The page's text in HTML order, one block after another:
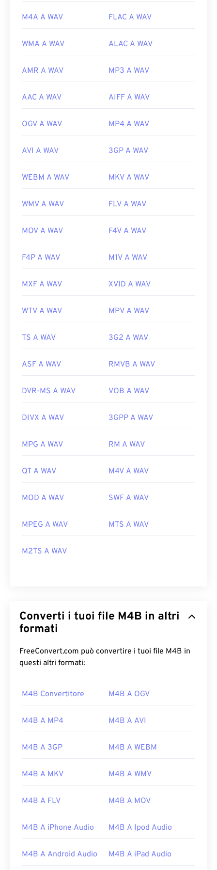
M4A A WAV FLAC A WAV
WMA A WAV ALAC A WAV
AMR A WAV MP3 A WAV
AAC A WAV AIFF A WAV
OGV A WAV MP4 A WAV
AVI A WAV 3GP A WAV
WEBM A WAV MKV A WAV
WMV A WAV FLV A WAV
MOV A WAV F4V A WAV
F4P A WAV M1V A WAV
MXF A WAV XVID A WAV
WTV A WAV MPV A WAV
TS A WAV 3G2 A WAV
ASF A WAV RMVB A WAV
DVR-MS A WAV VOB A WAV
DIVX A WAV 3GPP A WAV
MPG A WAV RM A WAV
QT A WAV M4V A WAV
MOD A WAV SWF A WAV
MPEG A WAV MTS A WAV
M2TS A WAV
Converti i tuoi file M4B in altri
formati
FreeConvert.com può convertire i tuoi file M4B in
questi altri formati:
M4B Convertitore M4B A OGV
M4B A MP4 M4B A AVI
M4B A 3GP M4B A WEBM
M4B A MKV M4B A WMV
M4B A FLV M4B A MOV
M4B A iPhone Audio M4B A Ipod Audio
M4B A Android Audio M4B A iPad Audio